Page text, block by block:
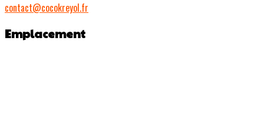
contact@cocokreyol.fr
Emplacement